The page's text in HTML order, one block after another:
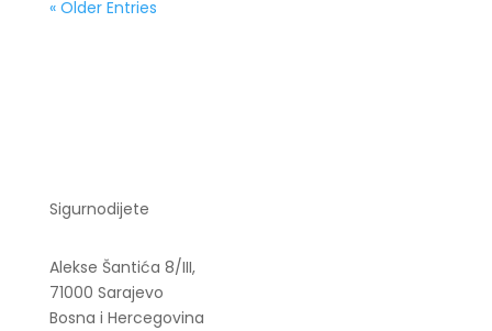
« Older Entries
Sigurnodijete
Alekse Šantića 8/III,
71000 Sarajevo
Bosna i Hercegovina